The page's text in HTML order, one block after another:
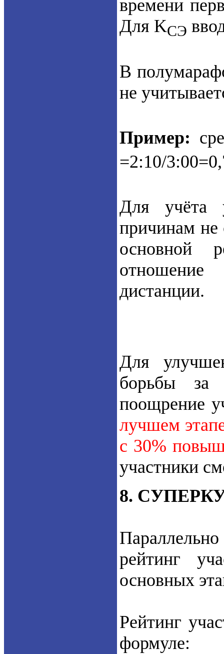
времени
Для KСЭ
В
не
Пример:
=2:10/
Для учёта
причинам не
основной
дистанции.
Для
борьбы за
поощрение
лучшем
с 30%
участники
8.
Параллельно
рейтинг
основных
Рейтинг
формуле: